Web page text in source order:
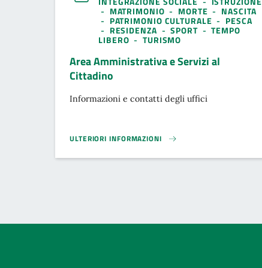
- MATRIMONIO - MORTE - NASCITA
- PATRIMONIO CULTURALE - PESCA
- RESIDENZA -SPORT -TEMPO
LIBERO - TURISMO
Area Amministrativa e Servizi al
Cittadino
Informazioni e contatti degli uffici
ULTERIORI INFORMAZIONI
AREA AMMINISTRATIVA E SERVIZI AL CITTADINO}